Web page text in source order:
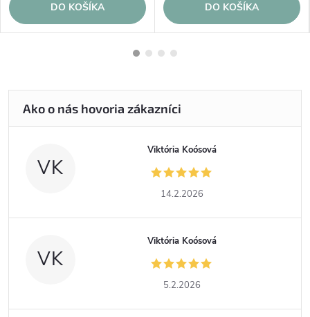
DO KOŠÍKA DO KOŠÍKA
VK
Viktória Koósová
14.2.2026
VK
Viktória Koósová
5.2.2026